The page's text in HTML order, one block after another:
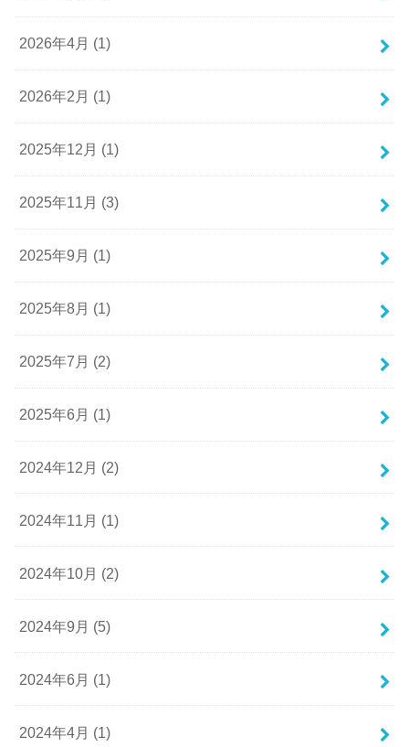
2026年4月 (1)
2026年2月 (1)
2025年12月 (1)
2025年11月 (3)
2025年9月 (1)
2025年8月 (1)
2025年7月 (2)
2025年6月 (1)
2024年12月 (2)
2024年11月 (1)
2024年10月 (2)
2024年9月 (5)
2024年6月 (1)
2024年4月 (1)